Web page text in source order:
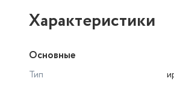
Для компактного хранения
Этого количества вполне
Характеристики
Основные
Тип